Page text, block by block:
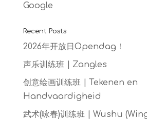
Google
Recent Posts
2026年开放日Opendag！
声乐训练班 | Zangles
创意绘画训练班 | Tekenen en
Handvaardigheid
武术(咏春)训练班 | Wushu